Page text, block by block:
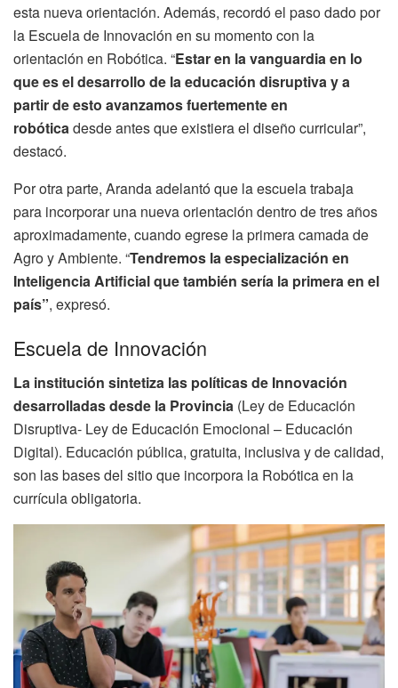
esta nueva orientación. Además, recordó el paso dado por
la Escuela de Innovación en su momento con la
orientación en Robótica. “Estar en la vanguardia en lo
que es el desarrollo de la educación disruptiva y a
partir de esto avanzamos fuertemente en
robóticadesde antes que existiera el diseño curricular”,
destacó.
Por otra parte, Aranda adelantó que la escuela trabaja
para incorporar una nueva orientación dentro de tres años
aproximadamente, cuando egrese la primera camada de
Agro y Ambiente. “Tendremos la especialización en
Inteligencia Artificial que también sería la primera en el
país”, expresó.
Escuela de Innovación
La institución sintetiza las políticas de Innovación
desarrolladas desde la Provincia (Ley de Educación
Disruptiva- Ley de Educación Emocional – Educación
Digital). Educación pública, gratuita, inclusiva y de calidad,
son las bases del sitio que incorpora la Robótica en la
currícula obligatoria.